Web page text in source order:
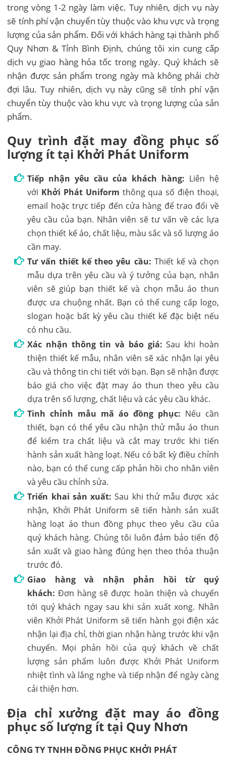
trong vòng 1-2 ngày làm việc. Tuy nhiên, dịch vụ này
sẽ tính phí vận chuyển tùy thuộc vào khu vực và trọng
lượng của sản phẩm. Đối với khách hàng tại thành phố
Quy Nhơn & Tỉnh Bình Định, chúng tôi xin cung cấp
dịch vụ giao hàng hỏa tốc trong ngày. Quý khách sẽ
nhận được sản phẩm trong ngày mà không phải chờ
đợi lâu. Tuy nhiên, dịch vụ này cũng sẽ tính phí vận
chuyển tùy thuộc vào khu vực và trọng lượng của sản
phẩm.
Quy trình đặt may đồng phục số
lượng ít tại Khởi Phát Uniform
Tiếp nhận yêu cầu của khách hàng: Liên hệ
với Khởi Phát Uniform thông qua số điện thoại,
email hoặc trực tiếp đến cửa hàng để trao đổi về
yêu cầu của bạn. Nhân viên sẽ tư vấn về các lựa
chọn thiết kế áo, chất liệu, màu sắc và số lượng áo
cần may.
Tư vấn thiết kế theo yêu cầu: Thiết kế và chọn
mẫu dựa trên yêu cầu và ý tưởng của bạn, nhân
viên sẽ giúp bạn thiết kế và chọn mẫu áo thun
được ưa chuộng nhất. Bạn có thể cung cấp logo,
slogan hoặc bất kỳ yêu cầu thiết kế đặc biệt nếu
có nhu cầu.
Xác nhận thông tin và báo giá: Sau khi hoàn
thiện thiết kế mẫu, nhân viên sẽ xác nhận lại yêu
cầu và thông tin chi tiết với bạn. Bạn sẽ nhận được
báo giá cho việc đặt may áo thun theo yêu cầu
dựa trên số lượng, chất liệu và các yêu cầu khác.
Tinh chỉnh mẫu mã áo đồng phục: Nếu cần
thiết, bạn có thể yêu cầu nhận thử mẫu áo thun
để kiểm tra chất liệu và cắt may trước khi tiến
hành sản xuất hàng loạt. Nếu có bất kỳ điều chỉnh
nào, bạn có thể cung cấp phản hồi cho nhân viên
và yêu cầu chỉnh sửa.
Triển khai sản xuất: Sau khi thử mẫu được xác
nhận, Khởi Phát Uniform sẽ tiến hành sản xuất
hàng loạt áo thun đồng phục theo yêu cầu của
quý khách hàng. Chúng tôi luôn đảm bảo tiến độ
sản xuất và giao hàng đúng hẹn theo thỏa thuận
trước đó.
Giao hàng và nhận phản hồi từ quý
khách: Đơn hàng sẽ được hoàn thiện và chuyển
tới quý khách ngay sau khi sản xuất xong. Nhân
viên Khởi Phát Uniform sẽ tiến hành gọi điện xác
nhận lại địa chỉ, thời gian nhận hàng trước khi vận
chuyển. Mọi phản hồi của quý khách về chất
lượng sản phẩm luôn được Khởi Phát Uniform
nhiệt tình và lắng nghe và tiếp nhận để ngày càng
cải thiện hơn.
Địa chỉ xưởng đặt may áo đồng
phục số lượng ít tại Quy Nhơn
CÔNG TY TNHH ĐỒNG PHỤC KHỞI PHÁT